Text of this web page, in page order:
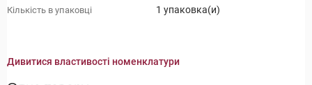
Кількість в упаковці 1 упаковка(и)
Дивитися властивості номенклатури